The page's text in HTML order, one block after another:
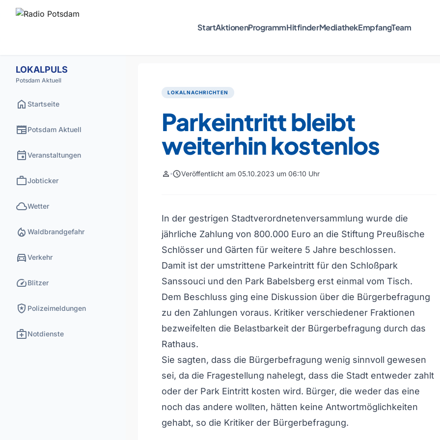
StartAktionenProgrammHitfinderMediathekEmpfangTeam
LOKALPULS
Potsdam Aktuell
home Startseite
newspaperPotsdam Aktuell
eventVeranstaltungen
workJobticker
cloudWetter
local_fire_department Waldbrandgefahr
directions_carVerkehr
speedBlitzer
local_police Polizeimeldungen
medical_servicesNotdienste
LOKALNACHRICHTEN
Parkeintritt bleibt
weiterhin kostenlos
person scheduleVeröffentlicht am 05.10.2023 um 06:10 Uhr
In der gestrigen Stadtverordnetenversammlung wurde die
jährliche Zahlung von 800.000 Euro an die Stiftung Preußische
Schlösser und Gärten für weitere 5 Jahre beschlossen.
Damit ist der umstrittene Parkeintritt für den Schloßpark
Sanssouci und den Park Babelsberg erst einmal vom Tisch.
Dem Beschluss ging eine Diskussion über die Bürgerbefragung
zu den Zahlungen voraus. Kritiker verschiedener Fraktionen
bezweifelten die Belastbarkeit der Bürgerbefragung durch das
Rathaus.
Sie sagten, dass die Bürgerbefragung wenig sinnvoll gewesen
sei, da die Fragestellung nahelegt, dass die Stadt entweder zahlt
oder der Park Eintritt kosten wird. Bürger, die weder das eine
noch das andere wollten, hätten keine Antwortmöglichkeiten
gehabt, so die Kritiker der Bürgerbefragung.